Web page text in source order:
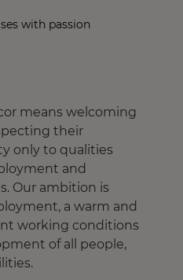
with passion
means welcoming
their
only to qualities
and
Our ambition is
a warm and
working conditions
of all people,